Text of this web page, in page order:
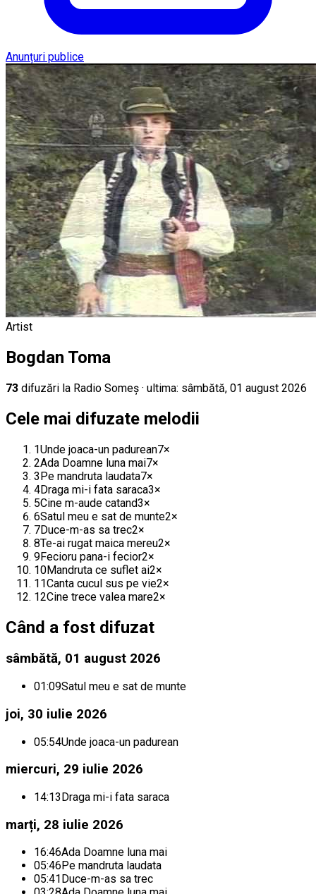
Anunțuri publice
Artist
Bogdan Toma
73 difuzări la Radio Someș · ultima: sâmbătă, 01 august 2026
Cele mai difuzate melodii
1Unde joaca-un padurean7×
2Ada Doamne luna mai7×
3Pe mandruta laudata7×
4Draga mi-i fata saraca3×
5Cine m-aude catand3×
6Satul meu e sat de munte2×
7Duce-m-as sa trec2×
8Te-ai rugat maica mereu2×
9Fecioru pana-i fecior2×
10Mandruta ce suflet ai2×
11Canta cucul sus pe vie2×
12Cine trece valea mare2×
Când a fost difuzat
sâmbătă, 01 august 2026
01:09Satul meu e sat de munte
joi, 30 iulie 2026
05:54Unde joaca-un padurean
miercuri, 29 iulie 2026
14:13Draga mi-i fata saraca
marți, 28 iulie 2026
16:46Ada Doamne luna mai
05:46 Pe mandruta laudata
05:41 Duce-m-as sa trec